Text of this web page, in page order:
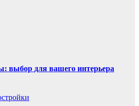
выбор для вашего интерьера